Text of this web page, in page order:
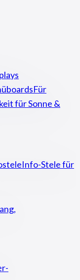
Für
für Sonne &
Info-Stele für